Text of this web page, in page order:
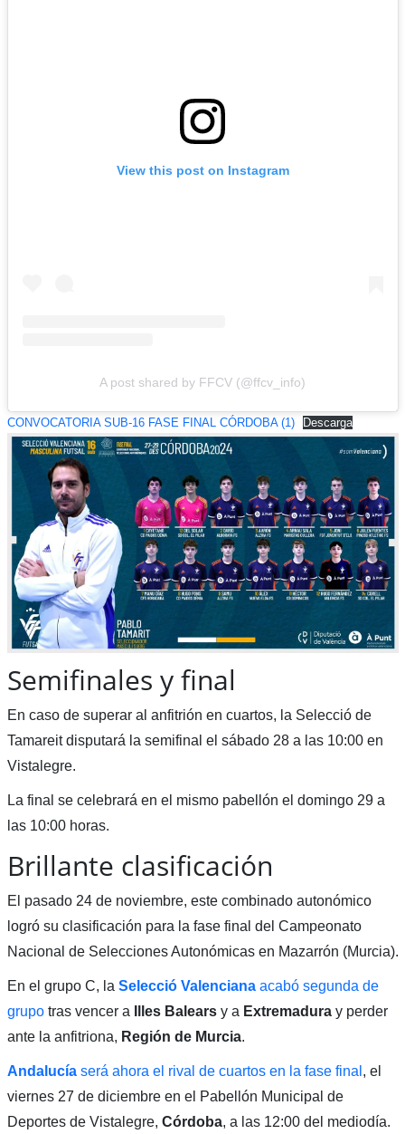
View this post on Instagram
A post shared by FFCV (@ffcv_info)
CONVOCATORIA SUB-16 FASE FINAL CÓRDOBA (1) Descarga
Semifinales y final
En caso de superar al anfitrión en cuartos, la Selecció de
Tamareit disputará la semifinal el sábado 28 a las 10:00 en
Vistalegre.
La final se celebrará en el mismo pabellón el domingo 29 a
las 10:00 horas.
Brillante clasificación
El pasado 24 de noviembre, este combinado autonómico
logró su clasificación para la fase final del Campeonato
Nacional de Selecciones Autonómicas en Mazarrón (Murcia).
En el grupo C, la Selecció Valenciana acabó segunda de
grupotras vencer a Illes Balearsy a Extremaduray perder
ante la anfitriona, Región de Murcia.
Andalucíaserá ahora el rival de cuartos en la fase final , el
viernes 27 de diciembre en el Pabellón Municipal de
Deportes de Vistalegre, Córdoba, a las 12:00 del mediodía.